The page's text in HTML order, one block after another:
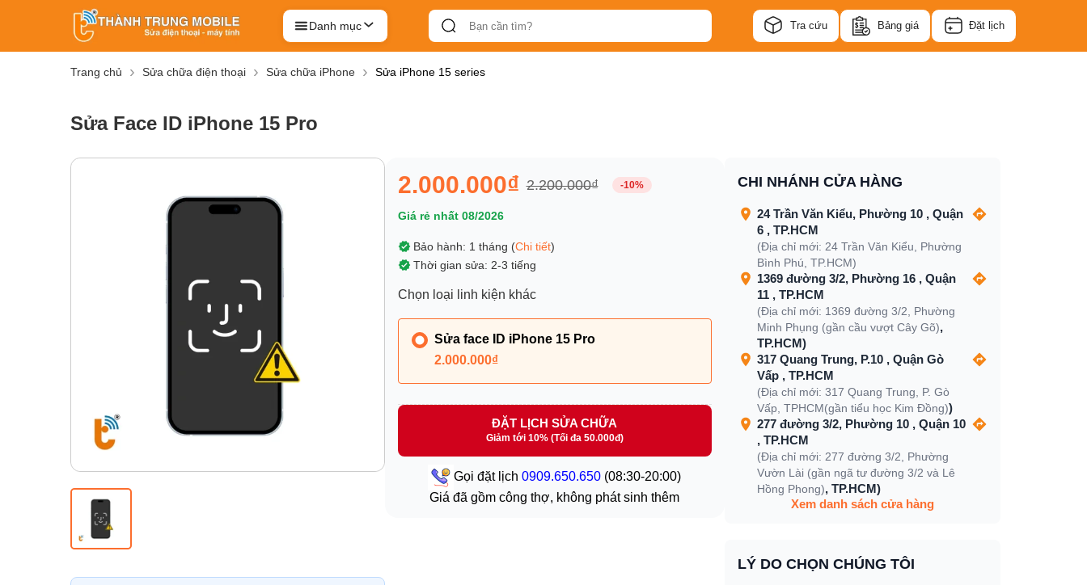
Danh mục Tra cứu Bảng giá Đặt lịch
Trang chủ Sửa chữa điện thoại Sửa chữa iPhone Sửa iPhone 15 series
Sửa Face ID iPhone 15 Pro
2.000.000₫ 2.200.000₫ -10%
Giá rẻ nhất 08/2026
Bảo hành: 1 tháng (Chi tiết)
Thời gian sửa: 2-3 tiếng
Chọn loại linh kiện khác
Sửa face ID iPhone 15 Pro
2.000.000₫
ĐẶT LỊCH SỬA CHỮA
Giảm tới 10% (Tối đa 50.000đ)
Gọi đặt lịch0909.650.650 (08:30-20:00)
Giá đã gồm công thợ, không phát sinh thêm
CHI NHÁNH CỬA HÀNG
24 Trần Văn Kiểu, Phường 10 , Quận
6 , TP.HCM
(Địa chỉ mới: 24 Trần Văn Kiểu, Phường
Bình Phú, TP.HCM)
1369 đường 3/2, Phường 16 , Quận
11 , TP.HCM
(Địa chỉ mới: 1369 đường 3/2, Phường
Minh Phụng (gần cầu vượt Cây Gõ),
TP.HCM)
317 Quang Trung, P.10 , Quận Gò
Vấp , TP.HCM
(Địa chỉ mới: 317 Quang Trung, P. Gò
Vấp, TPHCM(gần tiểu học Kim Đồng))
277 đường 3/2, Phường 10 , Quận 10
, TP.HCM
(Địa chỉ mới: 277 đường 3/2, Phường
Vườn Lài (gần ngã tư đường 3/2 và Lê
Hồng Phong), TP.HCM)
Xem danh sách cửa hàng
LÝ DO CHỌN CHÚNG TÔI